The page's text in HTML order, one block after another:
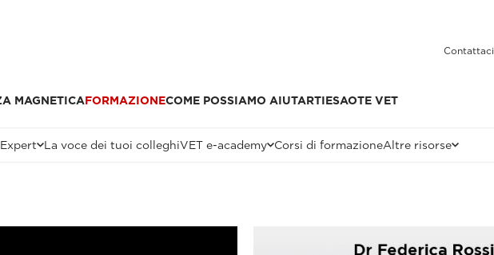
Contattaci
MAGNETICAFORMAZIONECOME POSSIAMO AIUTARTIESAOTE VET
La voce dei tuoi colleghiVET e-academy Corsi di formazioneAltre risorse